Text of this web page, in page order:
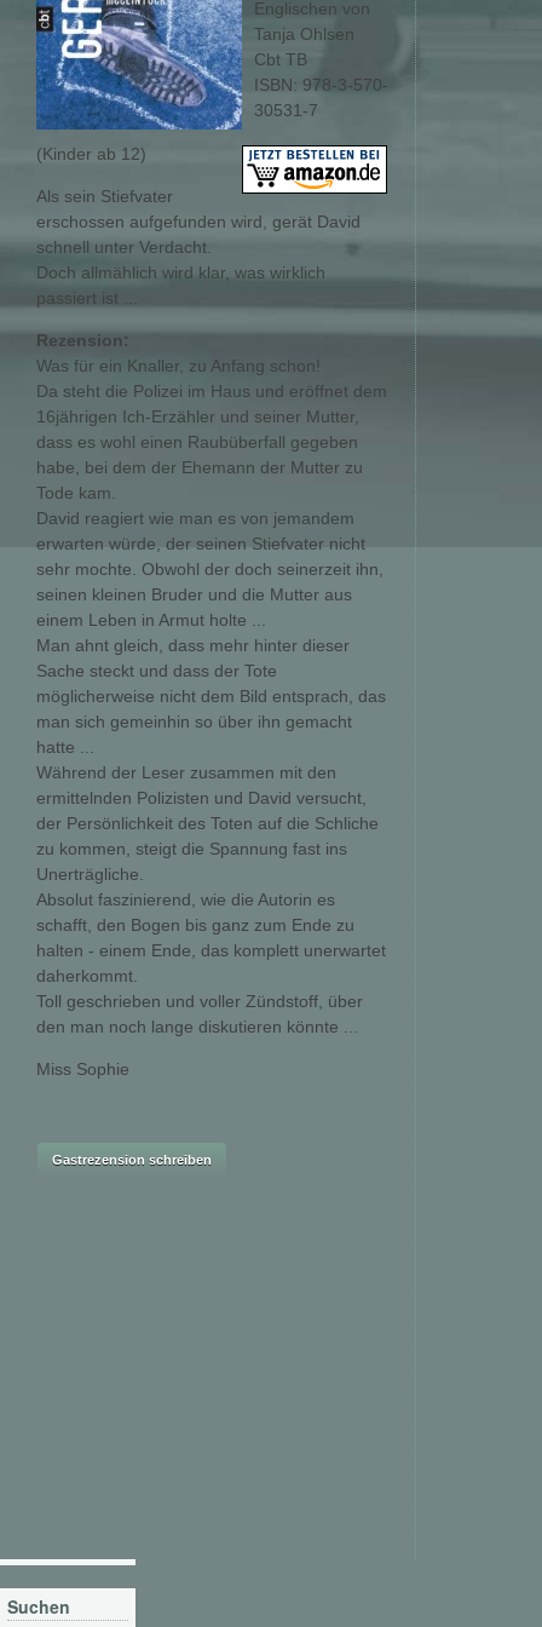
Englischen von
Tanja Ohlsen
Cbt TB
ISBN: 978-3-570-
30531-7
(Kinder ab 12)
Als sein Stiefvater
erschossen aufgefunden wird, gerät David
schnell unter Verdacht.
Doch allmählich wird klar, was wirklich
passiert ist ...
Rezension:
Was für ein Knaller, zu Anfang schon!
Da steht die Polizei im Haus und eröffnet dem
16jährigen Ich-Erzähler und seiner Mutter,
dass es wohl einen Raubüberfall gegeben
habe, bei dem der Ehemann der Mutter zu
Tode kam.
David reagiert wie man es von jemandem
erwarten würde, der seinen Stiefvater nicht
sehr mochte. Obwohl der doch seinerzeit ihn,
seinen kleinen Bruder und die Mutter aus
einem Leben in Armut holte ...
Man ahnt gleich, dass mehr hinter dieser
Sache steckt und dass der Tote
möglicherweise nicht dem Bild entsprach, das
man sich gemeinhin so über ihn gemacht
hatte ...
Während der Leser zusammen mit den
ermittelnden Polizisten und David versucht,
der Persönlichkeit des Toten auf die Schliche
zu kommen, steigt die Spannung fast ins
Unerträgliche.
Absolut faszinierend, wie die Autorin es
schafft, den Bogen bis ganz zum Ende zu
halten - einem Ende, das komplett unerwartet
daherkommt.
Toll geschrieben und voller Zündstoff, über
den man noch lange diskutieren könnte ...
Miss Sophie
Suchen